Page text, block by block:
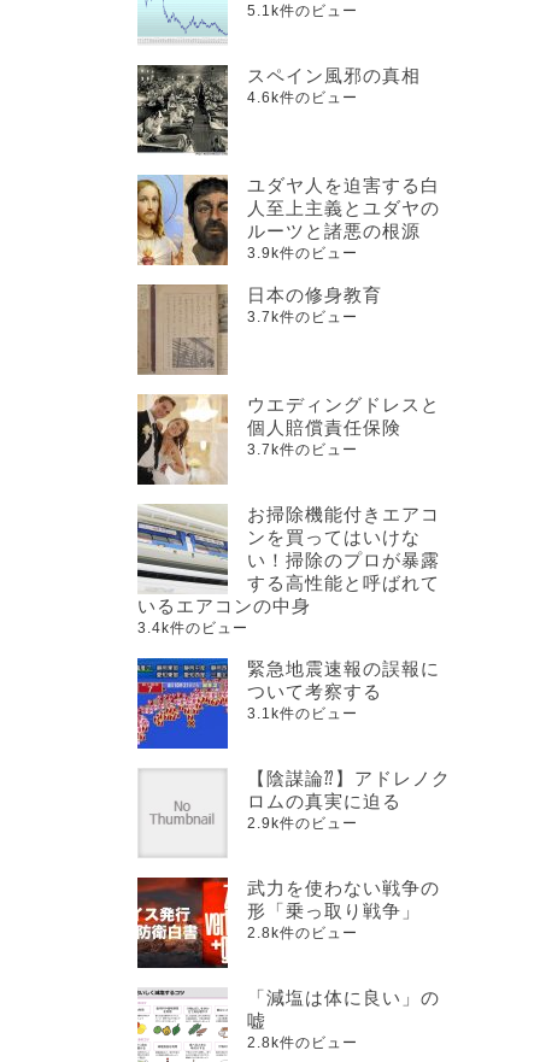
5.1k件のビュー
スペイン風邪の真相
4.6k件のビュー
ユダヤ人を迫害する白
人至上主義とユダヤの
ルーツと諸悪の根源
3.9k件のビュー
日本の修身教育
3.7k件のビュー
ウエディングドレスと
個人賠償責任保険
3.7k件のビュー
お掃除機能付きエアコ
ンを買ってはいけな
い！掃除のプロが暴露
する高性能と呼ばれて
いるエアコンの中身
3.4k件のビュー
緊急地震速報の誤報に
ついて考察する
3.1k件のビュー
【陰謀論⁇】アドレノク
ロムの真実に迫る
2.9k件のビュー
武力を使わない戦争の
形「乗っ取り戦争」
2.8k件のビュー
「減塩は体に良い」の
嘘
2.8k件のビュー